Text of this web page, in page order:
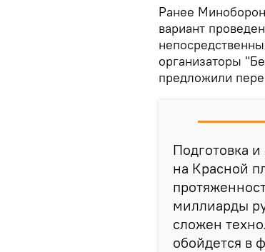
Ранее
вариант
организаторы
предложили
Подготовка
на Красной
миллиарды
сложен
обойдется в